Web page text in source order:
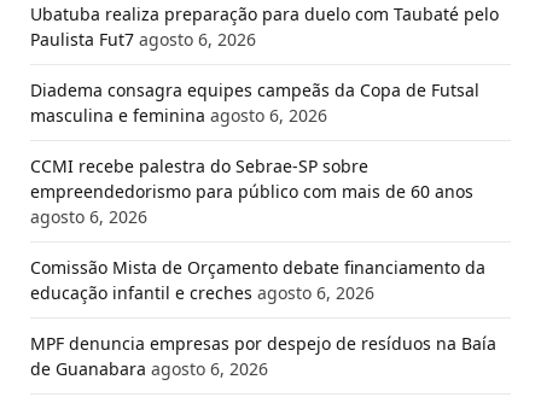
Ubatuba realiza preparação para duelo com Taubaté pelo
Paulista Fut7 agosto 6, 2026
Diadema consagra equipes campeãs da Copa de Futsal
masculina e feminina agosto 6, 2026
CCMI recebe palestra do Sebrae-SP sobre
empreendedorismo para público com mais de 60 anos
agosto 6, 2026
Comissão Mista de Orçamento debate financiamento da
educação infantil e creches agosto 6, 2026
MPF denuncia empresas por despejo de resíduos na Baía
de Guanabara agosto 6, 2026